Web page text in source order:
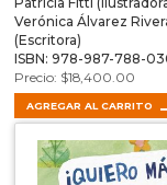
Verónica Álvarez
(Escritora)
ISBN: 978-987-788-
$18,400.00
AGREGAR AL CARRITO